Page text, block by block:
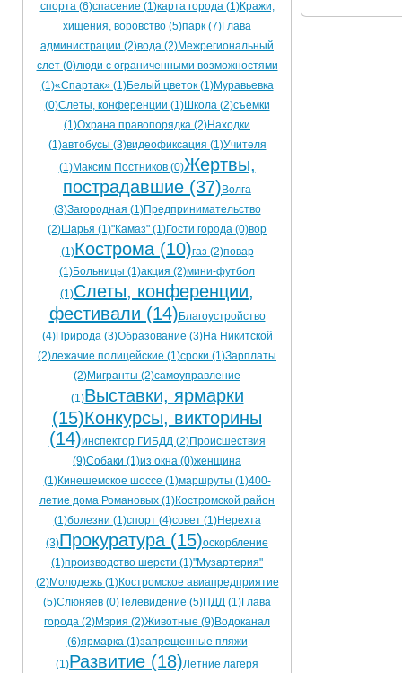
Ограничения движения транспорта на майские
Электронные транспортные карты
спорта (6)спасение (1)карта города (1)Кражи,
хищения, воровство (5)парк (7)Глава
администрации (2)вода (2)Межрегиональный
слет (0)люди с ограниченными возможностями
(1)«Спартак» (1)Белый цветок (1)Муравьевка
(0)Слеты, конференции (1)Школа (2)съемки
(1)Охрана правопорядка (2)Находки
(1)автобусы (3)видеофиксация (1)Учителя
(1)Максим Постников (0)Жертвы,
пострадавшие (37) Волга
(3)Загородная (1)Предпринимательство
(2)Шарья (1)"Камаз" (1)Гости города (0)вор
(1)Кострома (10)газ (2)повар
(1)Больницы (1)акция (2)мини-футбол
(1)Слеты, конференции,
фестивали (14) Благоустройство
(4)Природа (3)Образование (3)На Никитской
(2)лежачие полицейские (1)сроки (1)Зарплаты
(2)Мигранты (2)самоуправление
(1)Выставки, ярмарки
(15)Конкурсы, викторины
(14)инспектор ГИБДД (2)Происшествия
(9)Собаки (1)из окна (0)женщина
(1)Кинешемское шоссе (1)маршруты (1)400-
летие дома Романовых (1)Костромской район
(1)болезни (1)спорт (4)совет (1)Нерехта
(3)Прокуратура (15)оскорбление
(1)производство шерсти (1)"Музартерия"
(2)Молодежь (1)Костромское авиапредприятие
(5)Слюняев (0)Телевидение (5)ПДД (1)Глава
города (2)Мэрия (2)Животные (9)Водоканал
(6)ярмарка (1)запрещенные пляжи
(1)Развитие (18)Летние лагеря